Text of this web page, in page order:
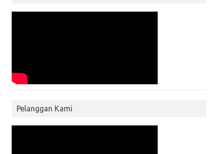
Pelanggan Kami